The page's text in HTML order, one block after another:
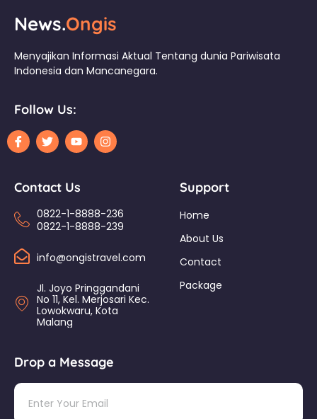
News.Ongis
Menyajikan Informasi Aktual Tentang dunia Pariwisata
Indonesia dan Mancanegara.
Follow Us:
Contact Us
0822-1-8888-236
0822-1-8888-239
info@ongistravel.com
Jl. Joyo Pringgandani
No 11, Kel. Merjosari Kec.
Lowokwaru, Kota
Malang
Support
Home
About Us
Contact
Package
Drop a Message